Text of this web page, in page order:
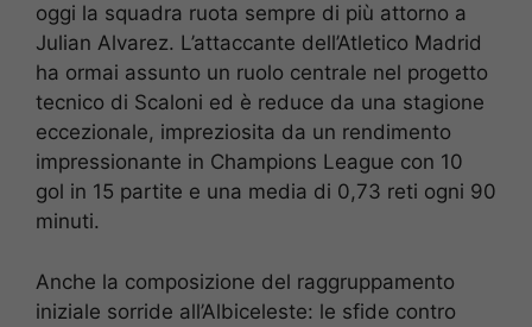
oggi la squadra ruota sempre di più attorno a
Julian Alvarez. L’attaccante dell’Atletico Madrid
ha ormai assunto un ruolo centrale nel progetto
tecnico di Scaloni ed è reduce da una stagione
eccezionale, impreziosita da un rendimento
impressionante in Champions League con 10
gol in 15 partite e una media di 0,73 reti ogni 90
minuti.
Anche la composizione del raggruppamento
iniziale sorride all’Albiceleste: le sfide contro